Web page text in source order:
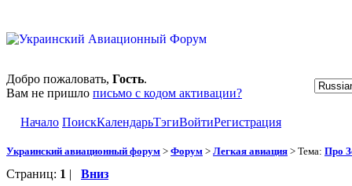
Добро пожаловать, Гость.
Вам не пришло письмо с кодом активации?
Начало ПоискКалендарьТэгиВойтиРегистрация
Украинский авиационный форум > Форум > Легкая авиация > Тема: Про
Страниц: 1 | Вниз